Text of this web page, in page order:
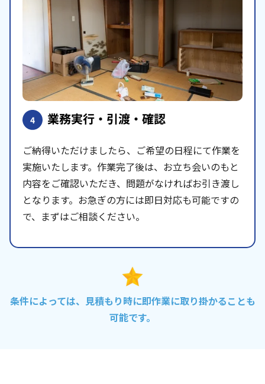
4 業務実行・引渡・確認
ご納得いただけましたら、ご希望の日程にて作業を
実施いたします。作業完了後は、お立ち会いのもと
内容をご確認いただき、問題がなければお引き渡し
となります。お急ぎの方には即日対応も可能ですの
で、まずはご相談ください。
条件によっては、見積もり時に即作業に取り掛かることも
可能です。